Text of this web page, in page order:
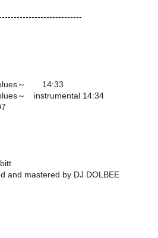
blues～ 14:33
～ instrumental 14:34
and mastered by DJ DOLBEE